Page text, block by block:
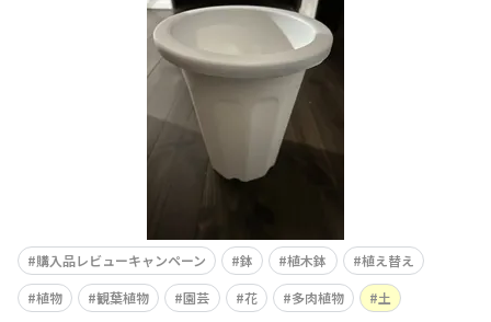
購入品レビューキャンペーン 鉢 植木鉢
植え替え
植物
観葉植物 園芸 花 多肉植物 土